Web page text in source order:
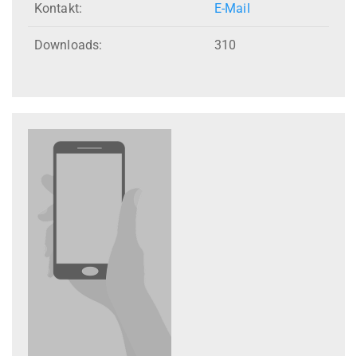
Kontakt: E-Mail
Downloads: 310